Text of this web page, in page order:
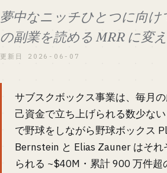
夢中なニッチひとつに向
の副業を読める MRR に変え
更新日 2026-06-07
サブスクボックス事業は、毎月
己資金で立ち上げられる数少な
で野球をしながら野球ボックス
Bernstein と Elias Zauner はそ
られる ~$40M・累計 900 万件